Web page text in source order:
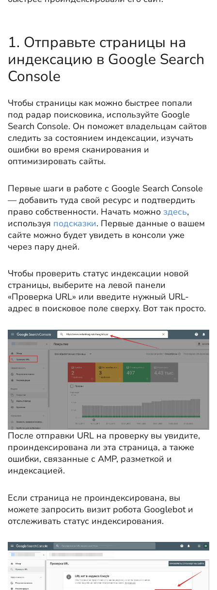
1. Отправьте страницы на
индексацию в Google Search
Console
Чтобы страницы как можно быстрее попали
под радар поисковика, используйте Google
Search Console. Он поможет владельцам сайтов
следить за состоянием индексации, изучать
ошибки во время сканирования и
оптимизировать сайты.
Первые шаги в работе с Google Search Console
— добавить туда свой ресурс и подтвердить
право собственности. Начать можно здесь,
используя подсказки. Первые данные о вашем
сайте можно будет увидеть в консоли уже
через пару дней.
Чтобы проверить статус индексации новой
страницы, выберите на левой панели
«Проверка URL» или введите нужный URL-
адрес в поисковое поле сверху. Вот так просто.
После отправки URL на проверку вы увидите,
проиндексирована ли эта страница, а также
ошибки, связанные с AMP, разметкой и
индексацией.
Если страница не проиндексирована, вы
можете запросить визит робота Googlebot и
отслеживать статус индексирования.